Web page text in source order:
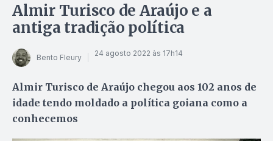
Almir Turisco de Araújo e a
antiga tradição política
Bento Fleury 24 agosto 2022 às 17h14
Almir Turisco de Araújo chegou aos 102 anos de
idade tendo moldado a política goiana como a
conhecemos